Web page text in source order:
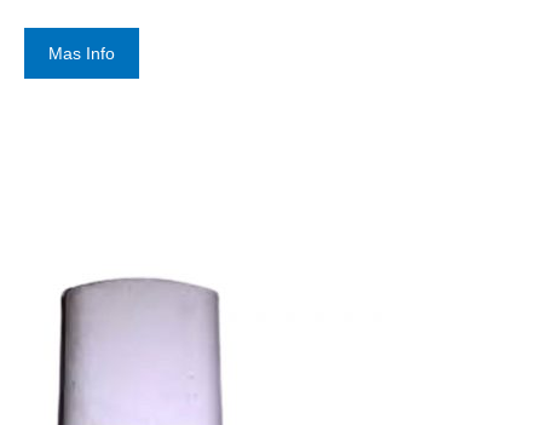
Mas Info